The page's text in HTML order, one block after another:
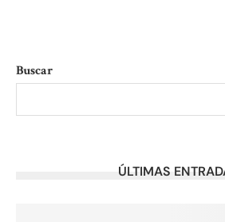
Buscar
ÚLTIMAS